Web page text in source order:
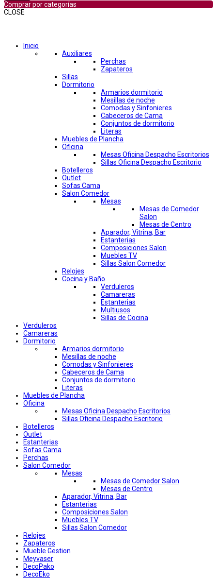
Comprar por categorías
CLOSE
Inicio
Auxiliares
Perchas
Zapateros
Sillas
Dormitorio
Armarios dormitorio
Mesillas de noche
Comodas y Sinfonieres
Cabeceros de Cama
Conjuntos de dormitorio
Literas
Muebles de Plancha
Oficina
Mesas Oficina Despacho Escritorios
Sillas Oficina Despacho Escritorio
Botelleros
Outlet
Sofas Cama
Salon Comedor
Mesas
Mesas de Comedor
Salon
Mesas de Centro
Aparador, Vitrina, Bar
Estanterias
Composiciones Salon
Muebles TV
Sillas Salon Comedor
Relojes
Cocina y Baño
Verduleros
Camareras
Estanterias
Multiusos
Sillas de Cocina
Verduleros
Camareras
Dormitorio
Armarios dormitorio
Mesillas de noche
Comodas y Sinfonieres
Cabeceros de Cama
Conjuntos de dormitorio
Literas
Muebles de Plancha
Oficina
Mesas Oficina Despacho Escritorios
Sillas Oficina Despacho Escritorio
Botelleros
Outlet
Estanterias
Sofas Cama
Perchas
Salon Comedor
Mesas
Mesas de Comedor Salon
Mesas de Centro
Aparador, Vitrina, Bar
Estanterias
Composiciones Salon
Muebles TV
Sillas Salon Comedor
Relojes
Zapateros
Mueble Gestion
Meyvaser
DecoPako
DecoEko